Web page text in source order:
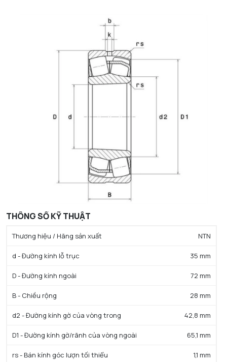
THÔNG SỐ KỸ THUẬT
Thương hiệu / Hãng sản xuất NTN
d - Đường kính lỗ trục 35 mm
D - Đường kính ngoài 72 mm
B - Chiều rộng 28 mm
d2 - Đường kính gờ của vòng trong 42,8 mm
D1 - Đường kính gờ/rãnh của vòng ngoài 65,1 mm
rs - Bán kính góc lượn tối thiểu 1,1 mm